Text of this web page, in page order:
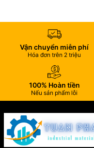
🏢 Ứng
Tiểu Nam
🏠 Nhà ở dân dụng
🏢 Văn phòng làm việc
🏫 Trường học, bệnh viện
🛍️ Trung tâm thương mại
🚻 Nhà vệ sinh công cộng
Vận chuyển miễn phí
Hóa đơn trên 2 triệu
100% Hoàn tiền
Nếu sản phẩm lỗi